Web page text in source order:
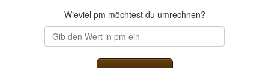
Wieviel pm möchtest du umrechnen?